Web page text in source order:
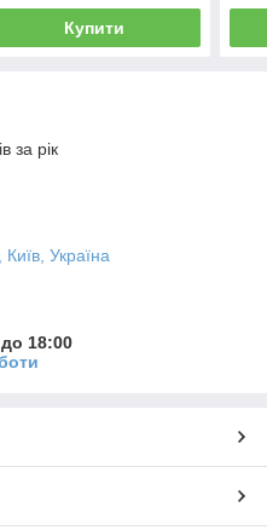
Купити
за рік
Україна
18:00